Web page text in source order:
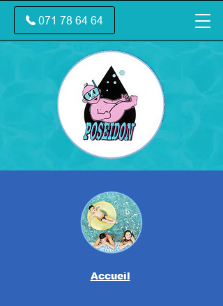
071 78 64 64
Accueil